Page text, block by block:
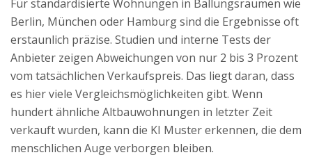
Für standardisierte Wohnungen in Ballungsräumen wie
Berlin, München oder Hamburg sind die Ergebnisse oft
erstaunlich präzise. Studien und interne Tests der
Anbieter zeigen Abweichungen von nur 2 bis 3 Prozent
vom tatsächlichen Verkaufspreis. Das liegt daran, dass
es hier viele Vergleichsmöglichkeiten gibt. Wenn
hundert ähnliche Altbauwohnungen in letzter Zeit
verkauft wurden, kann die KI Muster erkennen, die dem
menschlichen Auge verborgen bleiben.